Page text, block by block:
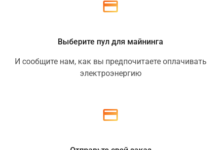
Выберите пул для майнинга
И сообщите нам, как вы предпочитаете оплачивать
электроэнергию